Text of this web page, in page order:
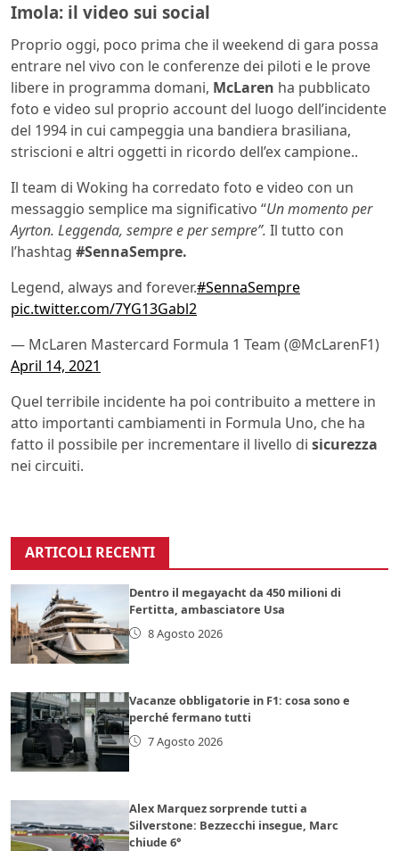
Imola: il video sui social
Proprio oggi, poco prima che il weekend di gara possa
entrare nel vivo con le conferenze dei piloti e le prove
libere in programma domani, McLaren ha pubblicato
foto e video sul proprio account del luogo dell’incidente
del 1994 in cui campeggia una bandiera brasiliana,
striscioni e altri oggetti in ricordo dell’ex campione..
Il team di Woking ha corredato foto e video con un
messaggio semplice ma significativo “Un momento per
Ayrton. Leggenda, sempre e per sempre”. Il tutto con
l’hashtag #SennaSempre.
Legend, always and forever.#SennaSempre
pic.twitter.com/7YG13Gabl2
— McLaren Mastercard Formula 1 Team (@McLarenF1)
April 14, 2021
Quel terribile incidente ha poi contribuito a mettere in
atto importanti cambiamenti in Formula Uno, che ha
fatto il possibile per incrementare il livello di sicurezza
nei circuiti.
ARTICOLI RECENTI
Dentro il megayacht da 450 milioni di
Fertitta, ambasciatore Usa
8 Agosto 2026
Vacanze obbligatorie in F1: cosa sono e
perché fermano tutti
7 Agosto 2026
Alex Marquez sorprende tutti a
Silverstone: Bezzecchi insegue, Marc
chiude 6°